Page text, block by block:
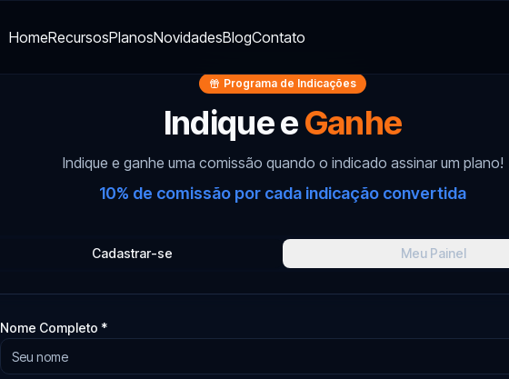
HomeRecursosPlanosNovidadesBlogContato
Programa de Indicações
Indique eGanhe
Indique e ganhe uma comissão quando o indicado assinar um plano!
10% de comissão por cada indicação convertida
Cadastrar-se Meu Painel
Nome Completo *